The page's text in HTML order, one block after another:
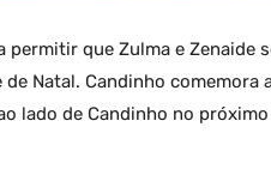
permitir que Zulma e Zenaide
Natal. Candinho comemora
lado de Candinho no